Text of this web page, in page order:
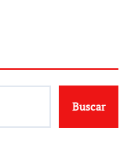
Buscar